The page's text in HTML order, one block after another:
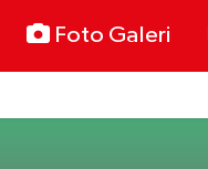
Foto Galeri